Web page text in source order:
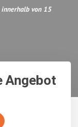
innerhalb von 15
Angebot